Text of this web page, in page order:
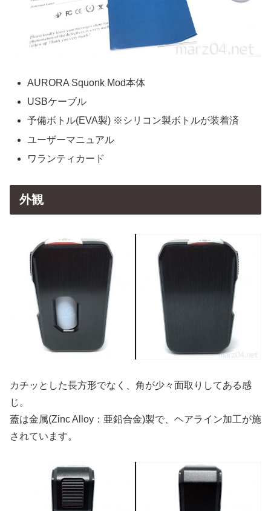
AURORA Squonk Mod本体
USBケーブル
予備ボトル(EVA製) ※シリコン製ボトルが装着済
ユーザーマニュアル
ワランティカード
外観
カチッとした長方形でなく、角が少々面取りしてある感
じ。
蓋は金属(Zinc Alloy：亜鉛合金)製で、ヘアライン加工が施
されています。